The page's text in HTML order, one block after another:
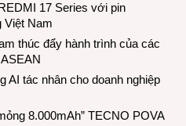
17 Series với pin
Việt Nam
thúc đẩy hành trình của các
AI tác nhân cho doanh nghiệp
8.000mAh” TECNO POVA